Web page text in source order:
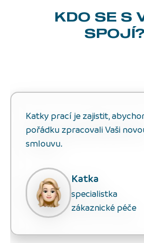
KDO SE S
SPOJÍ?
Katky prací je zajistit,
pořádku zpracovali Vaši
smlouvu.
Katka
specialistka
zákaznické péče